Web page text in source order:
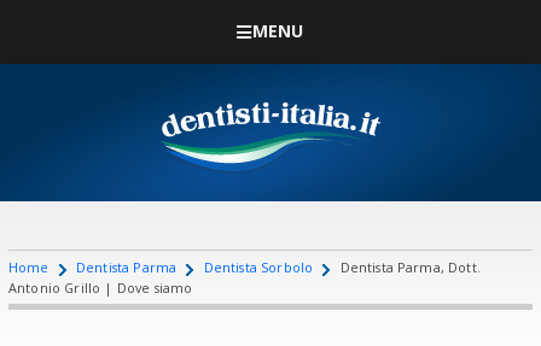
MENU
Home Dentista Parma Dentista Sorbolo
Dentista Parma, Dott.
Antonio Grillo | Dove siamo